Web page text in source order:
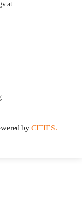
by CITIES.